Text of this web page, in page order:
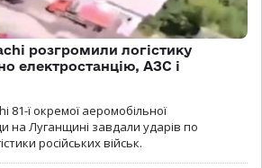
розгромили логістику
електростанцію, АЗС і
ї окремої аеромобільної
на Луганщині завдали ударів по
російських військ.